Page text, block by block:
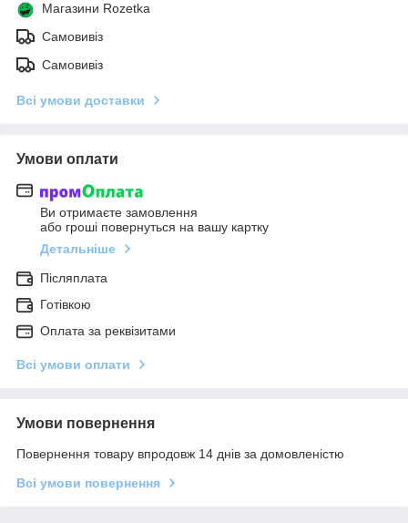
Магазини Rozetka
Самовивіз
Самовивіз
Всі умови доставки
Умови оплати
Ви отримаєте замовлення
або гроші повернуться на вашу картку
Детальніше
Післяплата
Готівкою
Оплата за реквізитами
Всі умови оплати
Умови повернення
Повернення товару впродовж 14 днів за домовленістю
Всі умови повернення